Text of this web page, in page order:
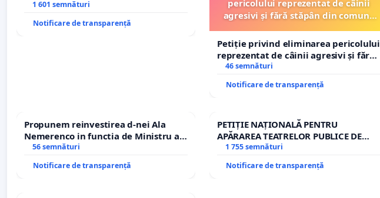
1 601 semnături
Notificare de transparență
pericolului reprezentat de câinii
agresivi și fără stăpân din comuna
Petiție privind eliminarea pericolului
reprezentat de câinii agresivi și fără
stăpân din comuna Tunari
46 semnături
Notificare de transparență
Propunem reinvestirea d-nei Ala
Nemerenco in functia de Ministru al
Sanatatii
56 semnături
Notificare de transparență
PETIȚIE NAȚIONALĂ PENTRU
APĂRAREA TEATRELOR PUBLICE DE
REPERTORIU DIN ROMÂNIA
1 755 semnături
Notificare de transparență